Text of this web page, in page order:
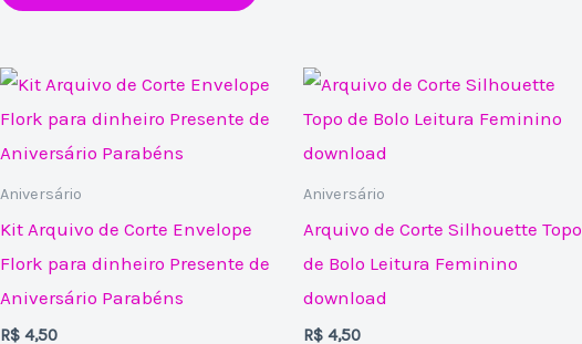
Aniversário
Kit Arquivo de Corte Envelope
Flork para dinheiro Presente de
Aniversário Parabéns
R$ 4,50
Aniversário
Arquivo de Corte Silhouette Topo
de Bolo Leitura Feminino
download
R$4,50